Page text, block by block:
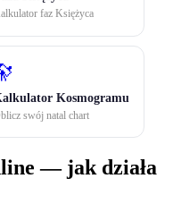
faz Księżyca
Kosmogramu
swój natal chart
— jak działa